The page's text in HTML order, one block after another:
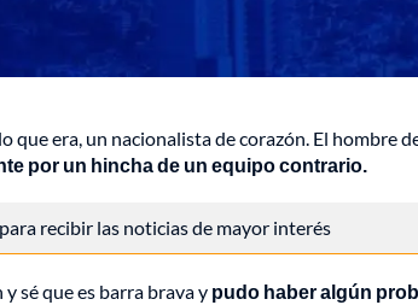
que era, un nacionalista de corazón. El hombre
por un hincha de un equipo contrario.
recibir las noticias de mayor interés
sé que es barra brava y pudo haber algún